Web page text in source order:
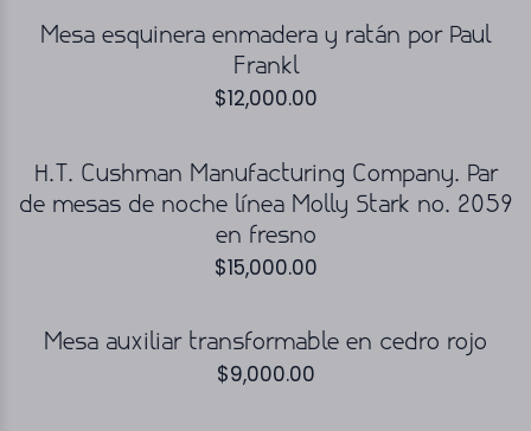
Mesa esquinera enmadera y ratán por Paul
Frankl
$12,000.00
H.T. Cushman Manufacturing Company. Par
de mesas de noche línea Molly Stark no. 2059
en fresno
$15,000.00
Mesa auxiliar transformable en cedro rojo
$9,000.00